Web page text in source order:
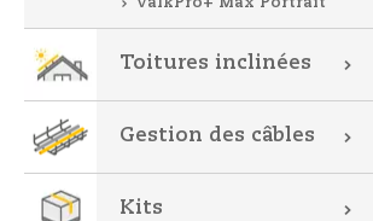
Toitures inclinées
Gestion des câbles
Kits